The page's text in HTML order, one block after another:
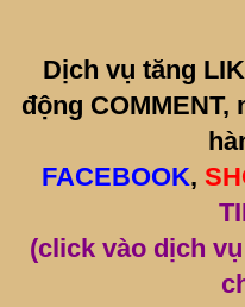
Dịch vụ tăng
động COMMENT,
FACEBOOK,
(click vào dịch